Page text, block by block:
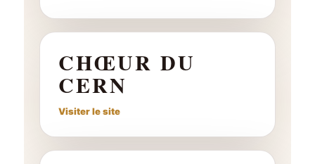
CHŒUR DU
CERN
Visiter le site